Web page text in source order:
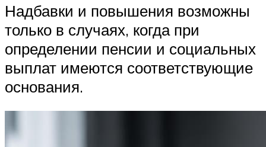
Надбавки и повышения возможны
только в случаях, когда при
определении пенсии и социальных
выплат имеются соответствующие
основания.